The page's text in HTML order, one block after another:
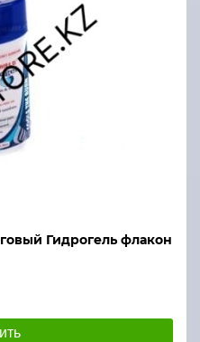
Гидрогель флакон